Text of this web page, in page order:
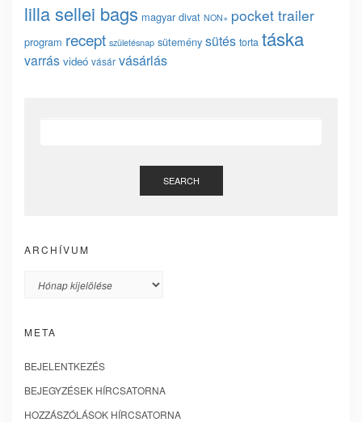
lilla sellei bags magyar divat NON+ pocket trailer
program recept születésnap sütemény sütés torta táska
varrás videó vásár vásárlás
SEARCH
ARCHÍVUM
Archívum
META
BEJELENTKEZÉS
BEJEGYZÉSEK HÍRCSATORNA
HOZZÁSZÓLÁSOK HÍRCSATORNA